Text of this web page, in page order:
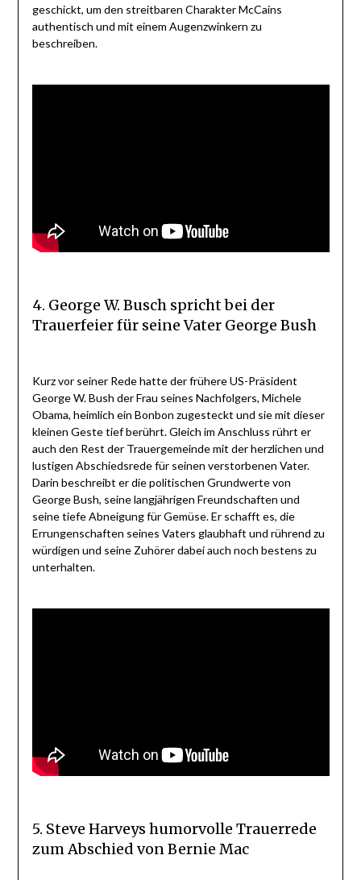
geschickt, um den streitbaren Charakter McCains
authentisch und mit einem Augenzwinkern zu
beschreiben.
4. George W. Busch spricht bei der
Trauerfeier für seine Vater George Bush
Kurz vor seiner Rede hatte der frühere US-Präsident
George W. Bush der Frau seines Nachfolgers, Michele
Obama, heimlich ein Bonbon zugesteckt und sie mit dieser
kleinen Geste tief berührt. Gleich im Anschluss rührt er
auch den Rest der Trauergemeinde mit der herzlichen und
lustigen Abschiedsrede für seinen verstorbenen Vater.
Darin beschreibt er die politischen Grundwerte von
George Bush, seine langjährigen Freundschaften und
seine tiefe Abneigung für Gemüse. Er schafft es, die
Errungenschaften seines Vaters glaubhaft und rührend zu
würdigen und seine Zuhörer dabei auch noch bestens zu
unterhalten.
5. Steve Harveys humorvolle Trauerrede
zum Abschied von Bernie Mac